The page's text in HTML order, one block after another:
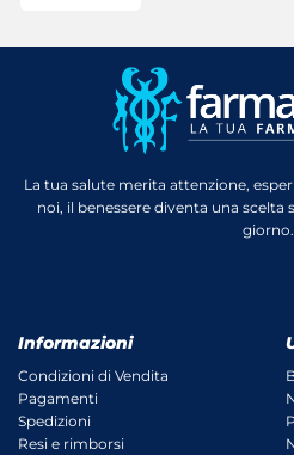
La tua salute merita attenzione,
noi, il benessere diventa una scelta
giorno.
Informazioni
Condizioni di Vendita
Pagamenti
Spedizioni
Resi e rimborsi